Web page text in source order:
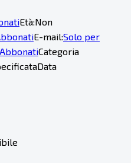
Età:Non
E-mail:Solo per
Categoria
Data